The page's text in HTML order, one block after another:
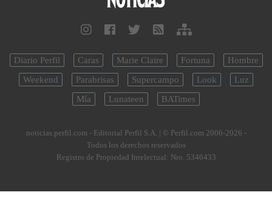
Diario Perfil Caras Marie Claire Fortuna
Hombre
Weekend
Parabrisas Supercampo Look
Luz
Mía
Lunateen BATimes
noticias.perfil.com - Editorial Perfil S.A. | © Perfil.com 2006-2026 -
Todos los derechos reservados
Registro de Propiedad Intelectual: Nro. 5346433